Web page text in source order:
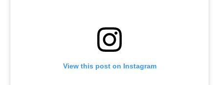
View this post on Instagram